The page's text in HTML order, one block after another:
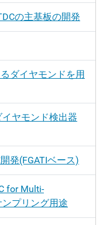
の主基板の開発
ダイヤモンドを用
ヤモンド検出器
発(FGATIベース)
for Multi-
プリング用途